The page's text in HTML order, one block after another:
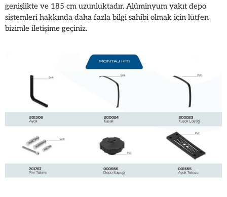
genişlikte ve 185 cm uzunluktadır. Alüminyum yakıt depo
sistemleri hakkında daha fazla bilgi sahibi olmak için lütfen
bizimle iletişime geçiniz.